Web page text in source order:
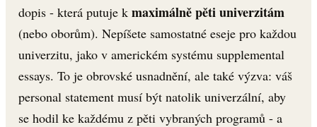
dopis - která putuje k maximálně pěti univerzitám
(nebo oborům). Nepíšete samostatné eseje pro každou
univerzitu, jako v americkém systému supplemental
essays. To je obrovské usnadnění, ale také výzva: váš
personal statement musí být natolik univerzální, aby
se hodil ke každému z pěti vybraných programů - a